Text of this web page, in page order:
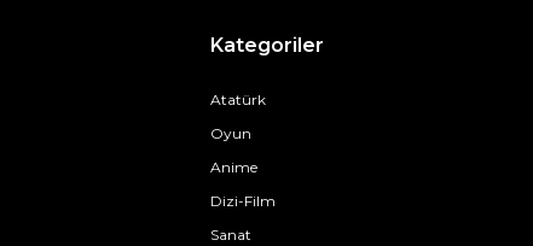
Kategoriler
Atatürk
Oyun
Anime
Dizi-Film
Sanat